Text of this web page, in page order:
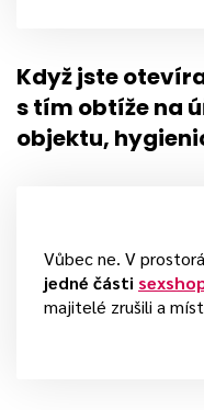
Když jste
s tím obtíže na
objektu,
Vůbec ne. V
jedné části
majitelé zrušili a